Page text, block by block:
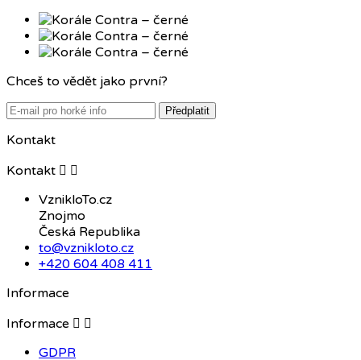
Chceš to vědět jako první?
Předplatit
Kontakt
Kontakt  
VznikloTo.cz
Znojmo
Česká Republika
to@vznikloto.cz
+420 604 408 411
Informace
Informace  
GDPR